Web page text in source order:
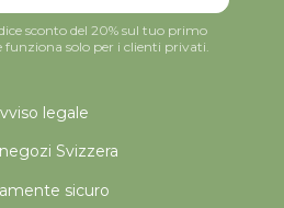
legale
Svizzera
sicuro
sconto del 20% sul tuo primo
funziona solo per i clienti privati.